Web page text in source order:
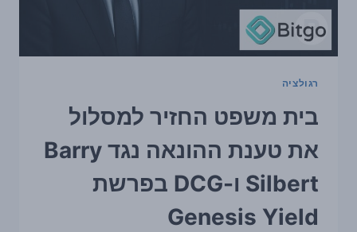
STRATEGY
רגולציה
בית משפט החזיר למסלול
את טענת ההונאה נגד Barry
Silbert ו-DCG בפרשת
Genesis Yield